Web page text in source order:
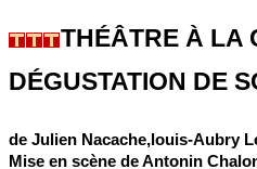
THÉÂTRE À LA
DÉGUSTATION DE
de Julien Nacache,louis-Aubry
Mise en scène de Antonin